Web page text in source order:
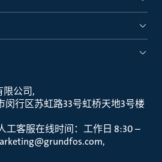
公司
闵行区苏虹路33号虹桥天地3号楼
工客服在线时间：工作日 8:30 –